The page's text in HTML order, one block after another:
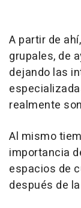
A partir de
grupales, de
dejando las
realmente
Al mismo
importancia
espacios de
después de